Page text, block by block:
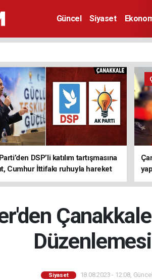
Güncel Siyaset
DSP’li katılım tartışmasına
Cumhur İttifakı ruhuyla hareket
Siyaset 18.08.2023 - 12:08,